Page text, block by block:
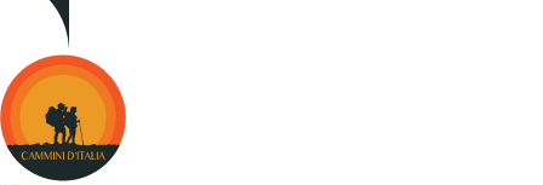
Cammini
d&#039;Italia